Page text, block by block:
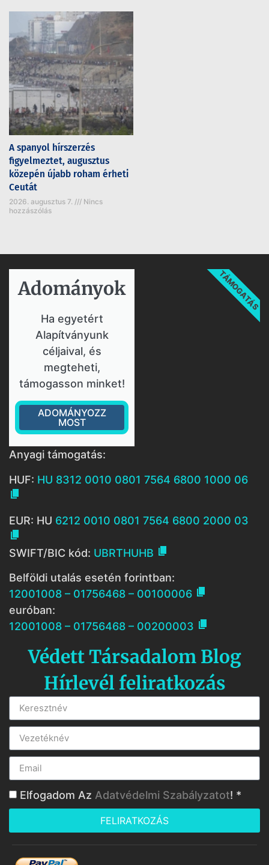
A spanyol hírszerzés
figyelmeztet, augusztus
közepén újabb roham érheti
Ceutát
2026. augusztus 7.
Nincs
hozzászólás
Adományok​
Ha egyetért
Alapítványunk
céljaival, és
megteheti,
támogasson minket!
ADOMÁNYOZZ
MOST
TÁMOGATÁS
Anyagi támogatás:
HUF: HU 8312 0010 0801 7564 6800 1000 06

EUR: HU 6212 0010 0801 7564 6800 2000 03

SWIFT/BIC kód: UBRTHUHB 
Belföldi utalás esetén forintban:
12001008 – 01756468 – 00100006 
euróban:
12001008 – 01756468 – 00200003 
Védett Társadalom Blog
Hírlevél feliratkozás
Elfogadom Az Adatvédelmi Szabályzatot! *
FELIRATKOZÁS